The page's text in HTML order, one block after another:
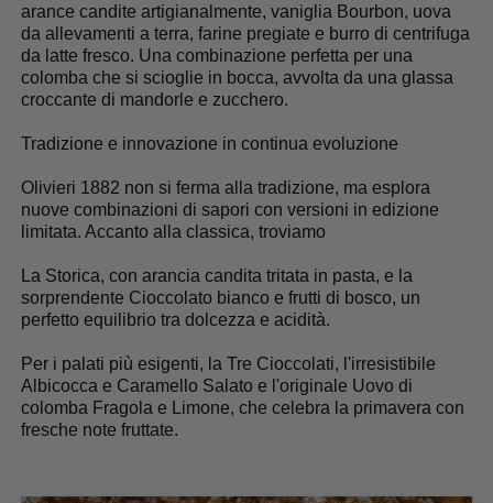
arance candite artigianalmente, vaniglia Bourbon, uova
da allevamenti a terra, farine pregiate e burro di centrifuga
da latte fresco. Una combinazione perfetta per una
colomba che si scioglie in bocca, avvolta da una glassa
croccante di mandorle e zucchero.
Tradizione e innovazione in continua evoluzione
Olivieri 1882 non si ferma alla tradizione, ma esplora
nuove combinazioni di sapori con versioni in edizione
limitata. Accanto alla classica, troviamo
La Storica, con arancia candita tritata in pasta, e la
sorprendente Cioccolato bianco e frutti di bosco, un
perfetto equilibrio tra dolcezza e acidità.
Per i palati più esigenti, la Tre Cioccolati, l'irresistibile
Albicocca e Caramello Salato e l'originale Uovo di
colomba Fragola e Limone, che celebra la primavera con
fresche note fruttate.